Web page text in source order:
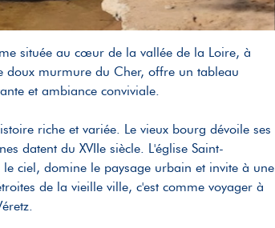
située au cœur de la vallée de la Loire, à
doux murmure du Cher, offre un tableau
et ambiance conviviale.
riche et variée. Le vieux bourg dévoile ses
datent du XVIIe siècle. L'église Saint-
ciel, domine le paysage urbain et invite à une
de la vieille ville, c'est comme voyager à